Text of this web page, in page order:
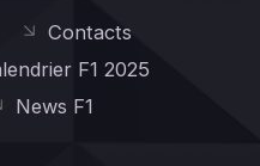
Contacts
F1 2025
News F1